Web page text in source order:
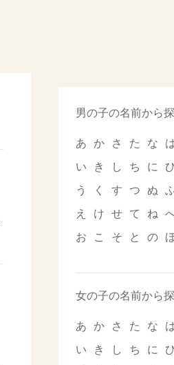
男の子の名前から
あ
い
う
え
お
か
き
く
け
こ
さ
し
す
せ
そ
た
ち
つ
て
と
な
に
ぬ
ね
の ほ
女の子の名前から
あ
い
か
き
さ
し
た
ち
な
に